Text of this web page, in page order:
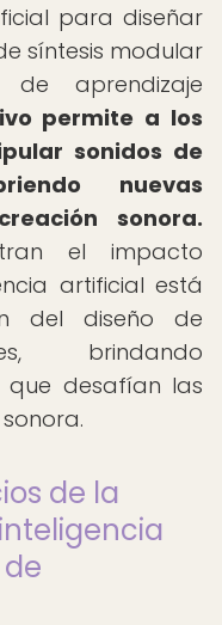
para diseñar
síntesis modular
aprendizaje
permite a los
sonidos de
nuevas
sonora.
el impacto
artificial está
del diseño de
brindando
que desafían las
de la